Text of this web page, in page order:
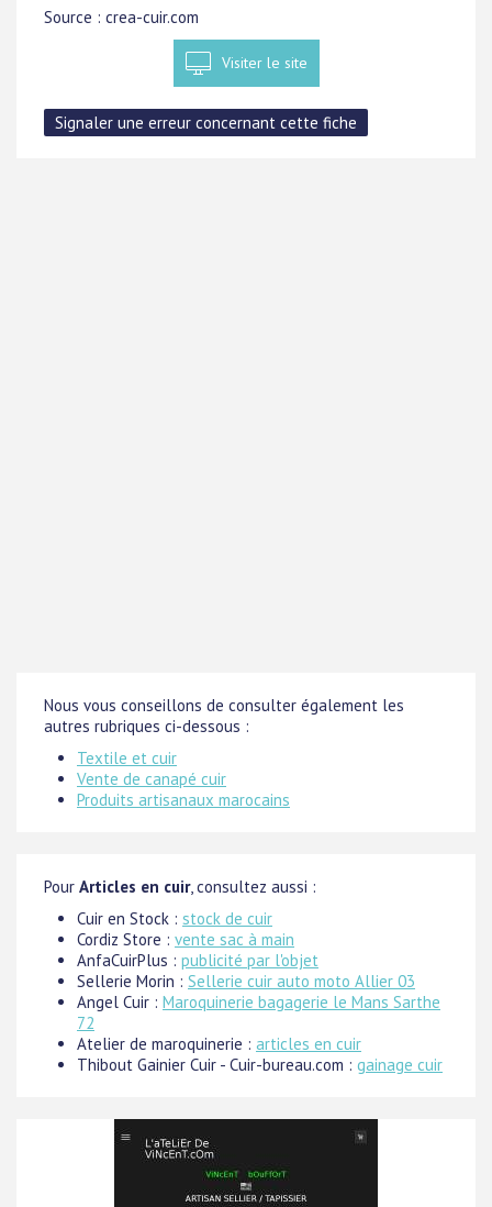
Source : crea-cuir.com
Visiter le site
Nous vous conseillons de consulter également les
autres rubriques ci-dessous :
Textile et cuir
Vente de canapé cuir
Produits artisanaux marocains
Pour Articles en cuir, consultez aussi :
Cuir en Stock : stock de cuir
Cordiz Store : vente sac à main
AnfaCuirPlus : publicité par l'objet
Sellerie Morin : Sellerie cuir auto moto Allier 03
Angel Cuir : Maroquinerie bagagerie le Mans Sarthe
72
Atelier de maroquinerie : articles en cuir
Thibout Gainier Cuir - Cuir-bureau.com : gainage cuir